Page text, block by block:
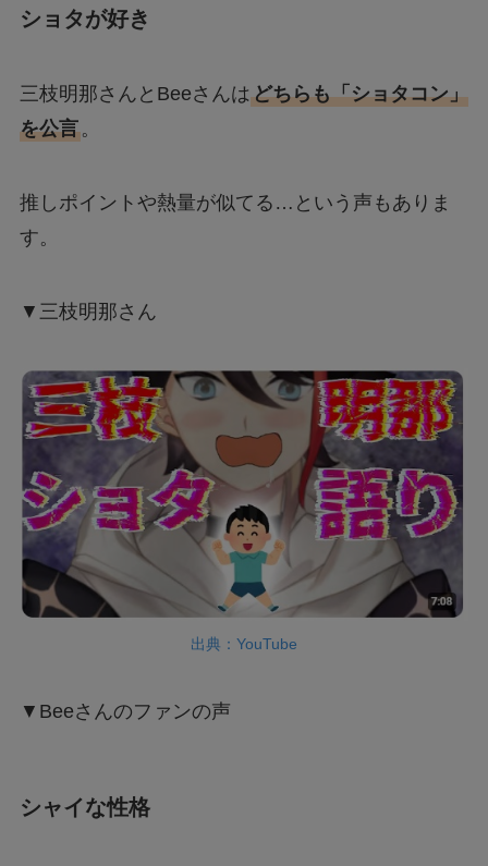
ショタが好き
三枝明那さんとBeeさんはどちらも「ショタコン」
を公言。
推しポイントや熱量が似てる…という声もありま
す。
▼三枝明那さん
出典：YouTube
▼Beeさんのファンの声
シャイな性格